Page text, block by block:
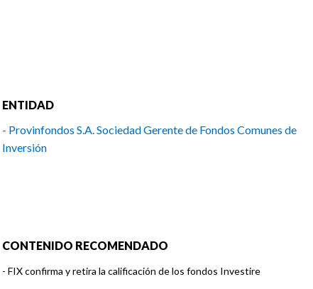
ENTIDAD
- Provinfondos S.A. Sociedad Gerente de Fondos Comunes de
Inversión
CONTENIDO RECOMENDADO
- FIX confirma y retira la calificación de los fondos Investire